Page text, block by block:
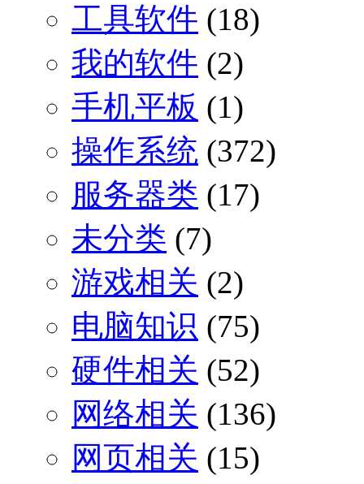
工具软件 (18)
我的软件 (2)
手机平板 (1)
操作系统 (372)
服务器类 (17)
未分类 (7)
游戏相关 (2)
电脑知识 (75)
硬件相关 (52)
网络相关 (136)
网页相关 (15)